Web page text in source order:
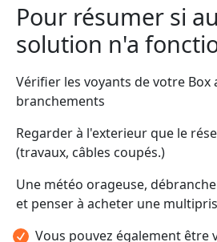
Pour résumer si
solution n'a
Vérifier les voyants de votre Box
branchements
Regarder à l'exterieur que le
(travaux, câbles coupés.)
Une météo orageuse,
et penser à acheter une
Vous pouvez également être